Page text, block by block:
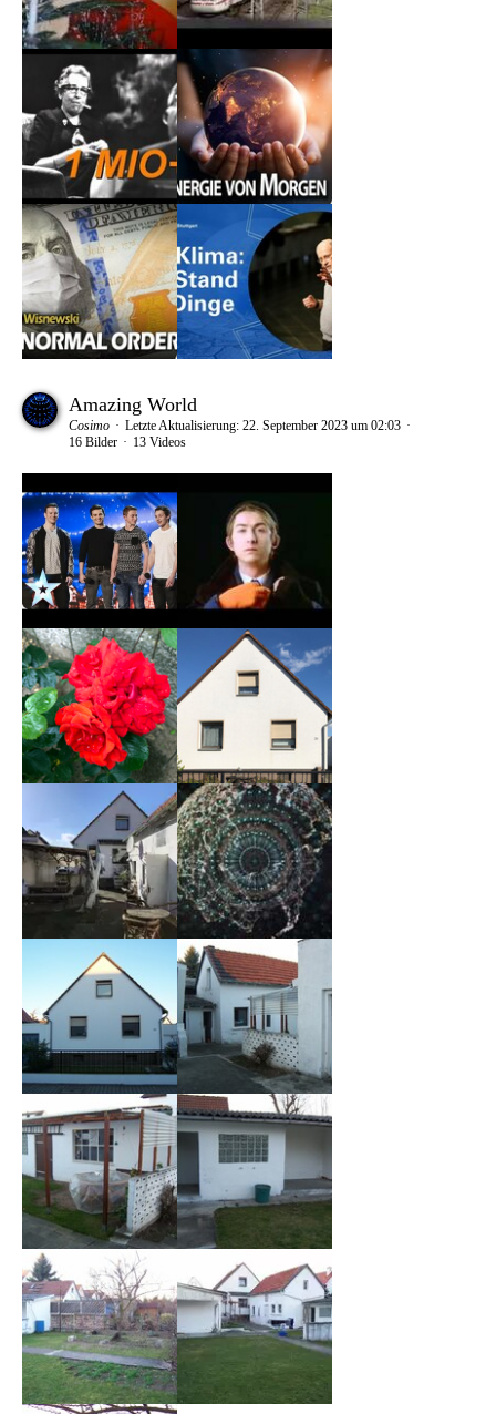
Amazing World
Cosimo Letzte Aktualisierung: 22. September 2023 um 02:03
16 Bilder
13 Videos